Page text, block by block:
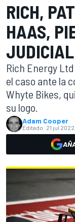
RICH,
HAAS,
JUDICIAL
Rich Energy
el caso ante la
Whyte Bikes,
su logo.
Adam Cooper
Editado: 21 jul